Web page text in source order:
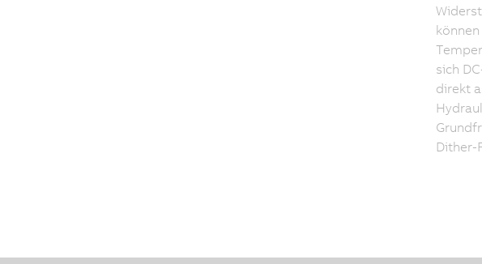
sich
direkt
Dither-